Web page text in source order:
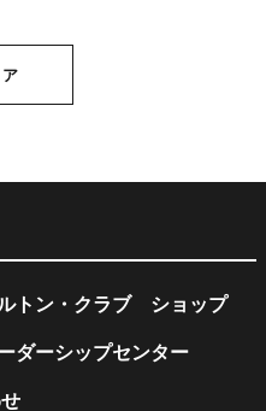
トン・クラブ ショップ
ダーシップセンター